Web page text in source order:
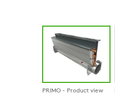
PRIMO - Product view